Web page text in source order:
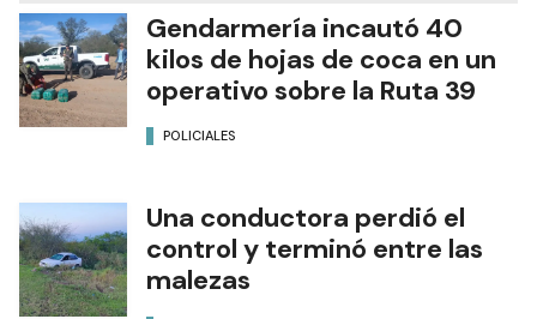
Gendarmería incautó 40
kilos de hojas de coca en un
operativo sobre la Ruta 39
POLICIALES
Una conductora perdió el
control y terminó entre las
malezas